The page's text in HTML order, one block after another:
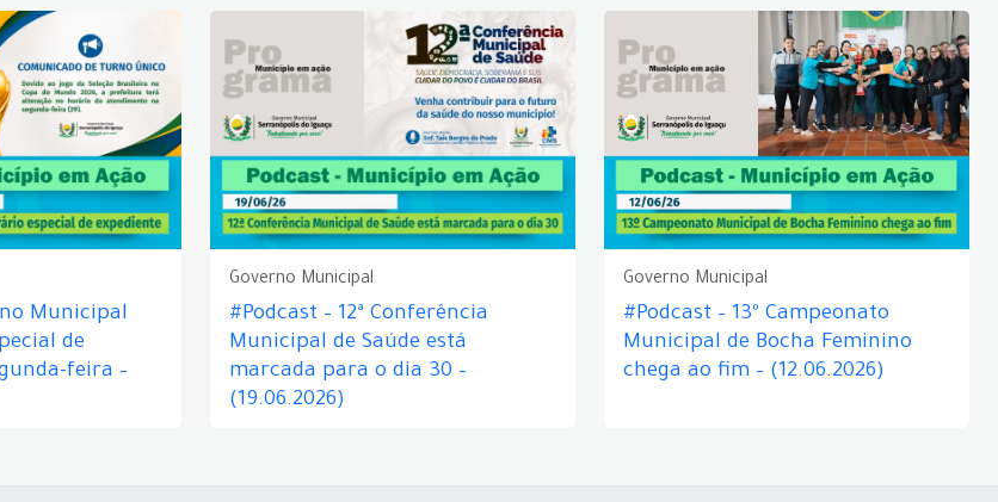
Municipal
de
feira –
Governo Municipal
#Podcast – 12ª Conferência
Municipal de Saúde está
marcada para o dia 30 –
(19.06.2026)
Governo Municipal
#Podcast – 13º Campeonato
Municipal de Bocha Feminino
chega ao fim – (12.06.2026)